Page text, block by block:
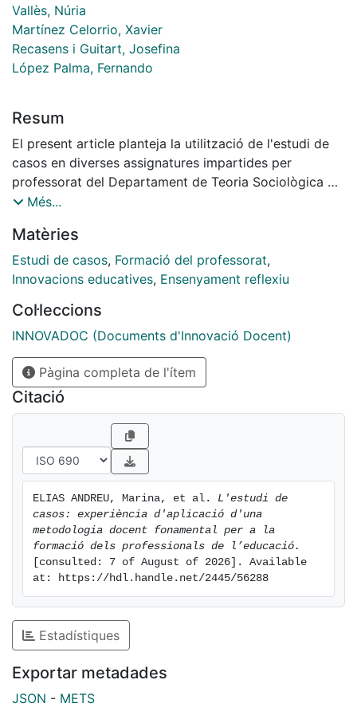
Vallès, Núria
Martínez Celorrio, Xavier
Recasens i Guitart, Josefina
López Palma, Fernando
Resum
El present article planteja la utilització de l'estudi de
casos en diverses assignatures impartides per
professorat del Departament de Teoria Sociològica de
la UB a la Facultat de Formació del Professorat. La
projecte d’innovació docent pel PMID de la UB.
L’objectiu de l’article és explicar els objectius i
competències desenvolupades amb la innovació, com
resultats de les valoracions dels estudiants respecte a
la implementació de la innovació, com també
consideracions del professorat que l’ha dut a terme en
les seves classes.
Els resultats mostren com els alumnes implicats
valoren positivament la innovació, sobretot en relació
a l’anàlisi dels casos tot aplicant teoria treballada a
classe i el fet de fer-ho en grup. Cal dir que els
alumnes també consideren que hi ha elements
millorables en la seva aplicació (com per exemple la
contextualització, o retorn per part del professorat)
que ajudaran a la millora de la innovació en els
propers cursos.
Més...
Matèries
Estudi de casos, Formació del professorat,
Innovacions educatives, Ensenyament reflexiu
Col·leccions
INNOVADOC (Documents d'Innovació Docent)
Pàgina completa de l'ítem
Citació
ELIAS ANDREU, Marina, et al. L'estudi de
casos: experiència d'aplicació d'una
metodologia docent fonamental per a la
formació dels professionals de l’educació.
[consulted: 7 of August of 2026]. Available
at: https://hdl.handle.net/2445/56288
Estadístiques
Exportar metadades
JSON - METS